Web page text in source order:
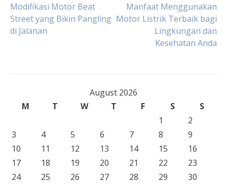
Post
navigation
Modifikasi Motor Beat
Street yang Bikin Pangling
di Jalanan
Manfaat Menggunakan
Motor Listrik Terbaik bagi
Lingkungan dan
Kesehatan Anda
August 2026
M
T W T F S
S
1
2
3
4 5 6 7 8
9
10
11 12 13 14 15
16
17
18 19 20 21 22
23
24
25 26 27 28 29
30